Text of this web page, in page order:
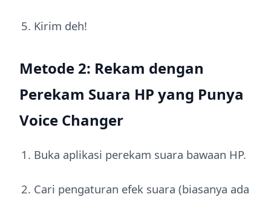
Kirim deh!
Metode 2: Rekam dengan
Perekam Suara HP yang Punya
Voice Changer
Buka aplikasi perekam suara bawaan HP.
Cari pengaturan efek suara (biasanya ada